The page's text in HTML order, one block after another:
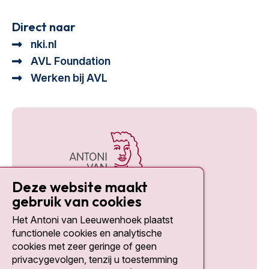
Direct naar
nki.nl
AVL Foundation
Werken bij AVL
Social media
Deze website maakt
gebruik van cookies
Het Antoni van Leeuwenhoek plaatst
functionele cookies en analytische
cookies met zeer geringe of geen
privacygevolgen, tenzij u toestemming